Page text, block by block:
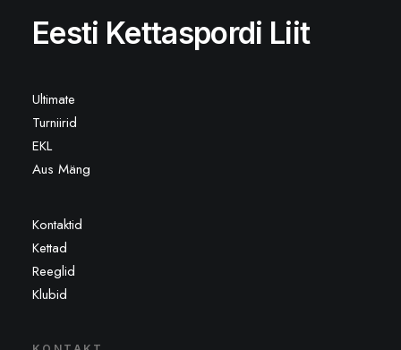
Eesti Kettaspordi Liit
Ultimate
Turniirid
EKL
Aus Mäng
Kontaktid
Kettad
Reeglid
Klubid